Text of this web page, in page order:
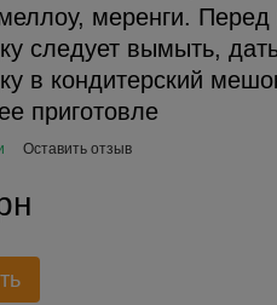
меренги.
следует вымыть,
в кондитерский
приготовле
Оставить отзыв